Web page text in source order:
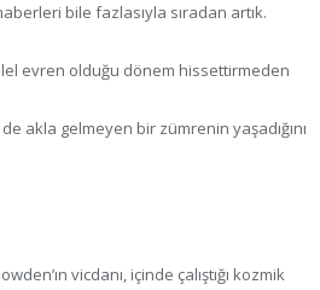
bile fazlasıyla sıradan artık.
evren olduğu dönem hissettirmeden
akla gelmeyen bir zümrenin yaşadığını
vicdanı, içinde çalıştığı kozmik